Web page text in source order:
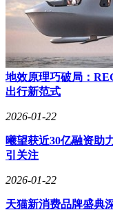
望通过技术降低成本
赖。那些被裁掉的
常见故障模式和客户
爆料："我们离开后，
们知道。"
显示，公司计划将AI
裁岗位的招聘。这种
的未来，AI更可能成
就像互联网泡沫时期
的，永远是那些将技
地效原理巧破局：
出行新范式
2026-01-22
曦望获近30亿融资助
引关注
2026-01-22
天猫新消费品牌盛典